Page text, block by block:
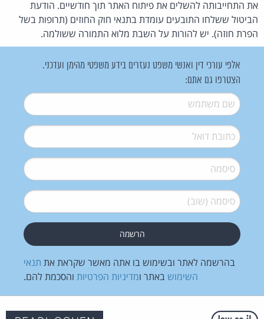
את התחייבותה להשלים את פיתוח האתר תוך חודשיים. הודעת
הביטול ששלחו התובעים עומדת בתנאי חוק החוזים (תרופות בשל
הפרת חוזה). יש להורות על השבת מלוא התמורה ששולמה.
אלפי עורכי דין ואנשי משפט נעזרים בידע משפטי מהימן ועדכני.
הצטרפו גם אתם:
שם משתמש*
דואל*
סיסמה*
סיסמה (שוב)*
בהרשמה לאתר ובשימוש בו אתה מאשר שקראת את תנאי
השימוש באתר ומדיניות הפרטיות והסכמת להם.